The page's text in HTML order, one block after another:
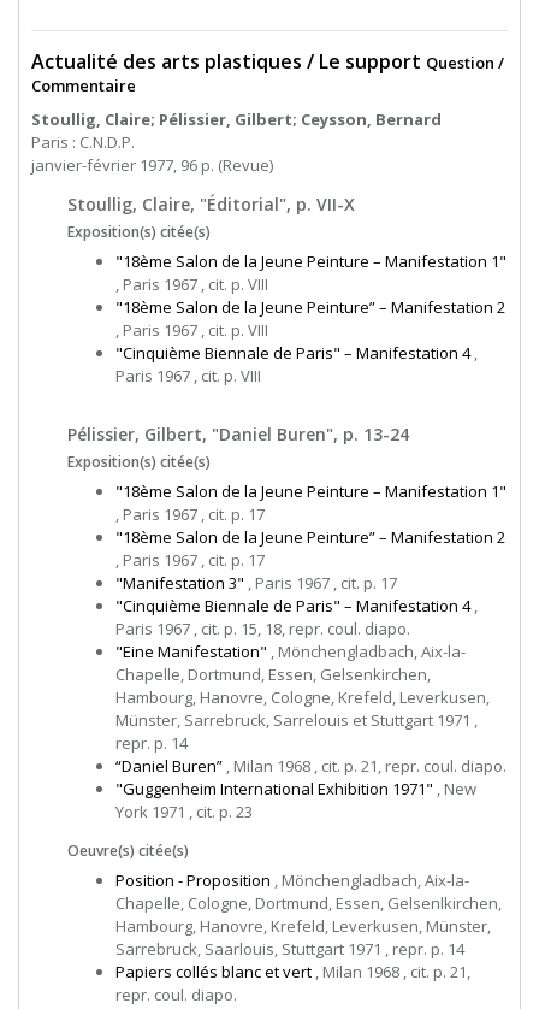
Actualité des arts plastiques / Le support Question /
Commentaire
Stoullig, Claire; Pélissier, Gilbert; Ceysson, Bernard
Paris : C.N.D.P.
janvier-février 1977, 96 p. (Revue)
Stoullig, Claire, "Éditorial", p. VII-X
Exposition(s) citée(s)
"18ème Salon de la Jeune Peinture – Manifestation 1"
, Paris 1967 , cit. p. VIII
"18ème Salon de la Jeune Peinture” – Manifestation 2
, Paris 1967 , cit. p. VIII
"Cinquième Biennale de Paris" – Manifestation 4,
Paris 1967 , cit. p. VIII
Pélissier, Gilbert, "Daniel Buren", p. 13-24
Exposition(s) citée(s)
"18ème Salon de la Jeune Peinture – Manifestation 1"
, Paris 1967 , cit. p. 17
"18ème Salon de la Jeune Peinture” – Manifestation 2
, Paris 1967 , cit. p. 17
"Manifestation 3" , Paris 1967 , cit. p. 17
"Cinquième Biennale de Paris" – Manifestation 4,
Paris 1967 , cit. p. 15, 18, repr. coul. diapo.
"Eine Manifestation" , Mönchengladbach, Aix-la-
Chapelle, Dortmund, Essen, Gelsenkirchen,
Hambourg, Hanovre, Cologne, Krefeld, Leverkusen,
Münster, Sarrebruck, Sarrelouis et Stuttgart 1971 ,
repr. p. 14
“Daniel Buren” , Milan 1968 , cit. p. 21, repr. coul. diapo.
"Guggenheim International Exhibition 1971" , New
York 1971 , cit. p. 23
Oeuvre(s) citée(s)
Position - Proposition , Mönchengladbach, Aix-la-
Chapelle, Cologne, Dortmund, Essen, Gelsenlkirchen,
Hambourg, Hanovre, Krefeld, Leverkusen, Münster,
Sarrebruck, Saarlouis, Stuttgart 1971 , repr. p. 14
Papiers collés blanc et vert , Milan 1968 , cit. p. 21,
repr. coul. diapo.